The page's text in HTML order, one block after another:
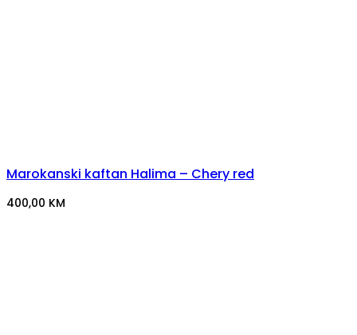
Marokanski kaftan Halima – Chery red
400,00 KM